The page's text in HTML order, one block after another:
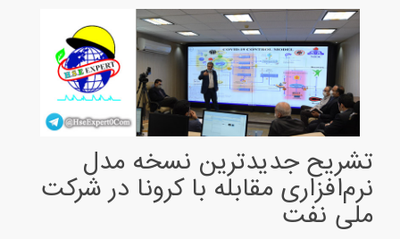
تشریح جدیدترین نسخه مدل
نرم‌افزاری مقابله با کرونا در شرکت
ملی نفت